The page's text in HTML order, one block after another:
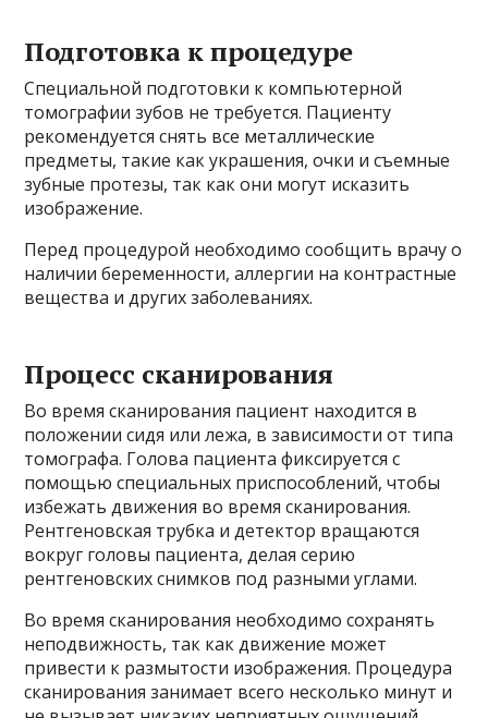
Подготовка к процедуре
Специальной подготовки к компьютерной
томографии зубов не требуется. Пациенту
рекомендуется снять все металлические
предметы, такие как украшения, очки и съемные
зубные протезы, так как они могут исказить
изображение.
Перед процедурой необходимо сообщить врачу о
наличии беременности, аллергии на контрастные
вещества и других заболеваниях.
Процесс сканирования
Во время сканирования пациент находится в
положении сидя или лежа, в зависимости от типа
томографа. Голова пациента фиксируется с
помощью специальных приспособлений, чтобы
избежать движения во время сканирования.
Рентгеновская трубка и детектор вращаются
вокруг головы пациента, делая серию
рентгеновских снимков под разными углами.
Во время сканирования необходимо сохранять
неподвижность, так как движение может
привести к размытости изображения. Процедура
сканирования занимает всего несколько минут и